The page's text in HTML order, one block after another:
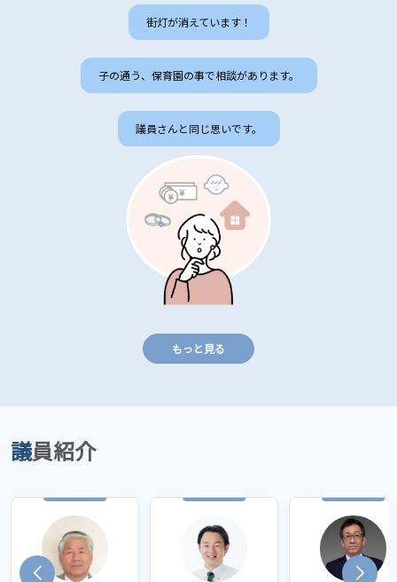
園 ひなた宮崎県総合運動
公園では、自転車競技場を
は、委員会の活動情報を随
時発信しています📱 ぜひ
フォローして、最新情報を
#宮崎市議会 #常任委員会 #
やだん #宮崎市議会アンバ
園 ひなた宮崎県総合運動
公園では、自転車競技場を
✨️ 宮崎市議会公式SNSで
は、委員会の活動情報を随
時発信しています📱 ぜひ
フォローして、最新情報を
#宮崎市議会 #常任委員会 #
みやだん #宮崎市議会DXみ
やだん #宮崎市議会アンバ
サダー #広報 #市民経済委
員会
街灯が消えています！
子の通う、保育園の事で相談があります。
議員さんと同じ思いです。
もっと見る
議員紹介